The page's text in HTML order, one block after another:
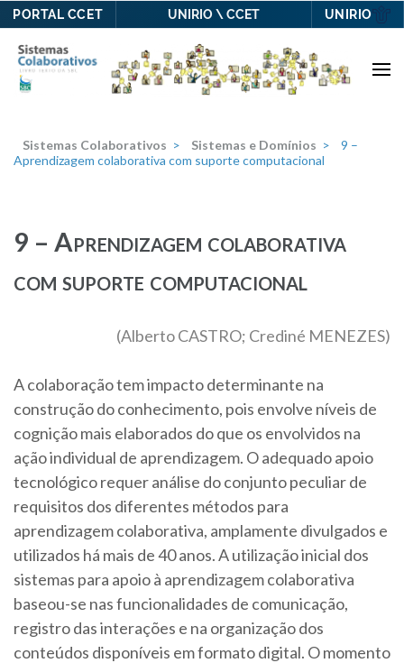
PORTAL CCET UNIRIO \ CCET UNIRIO
Skip
content
Enter)Sistemas Colaborativos > Sistemas e Domínios >
9 –
Aprendizagem colaborativa com suporte computacional
9 – Aprendizagem colaborativa
com suporte computacional
(Alberto CASTRO; Crediné MENEZES)
A colaboração tem impacto determinante na
construção do conhecimento, pois envolve níveis de
cognição mais elaborados do que os envolvidos na
ação individual de aprendizagem. O adequado apoio
tecnológico requer análise do conjunto peculiar de
requisitos dos diferentes métodos para
aprendizagem colaborativa, amplamente divulgados e
utilizados há mais de 40 anos. A utilização inicial dos
sistemas para apoio à aprendizagem colaborativa
baseou-se nas funcionalidades de comunicação,
registro das interações e na organização dos
conteúdos disponíveis em formato digital. O momento